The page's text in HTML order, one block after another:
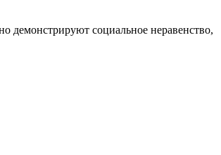
демонстрируют социальное неравенство,